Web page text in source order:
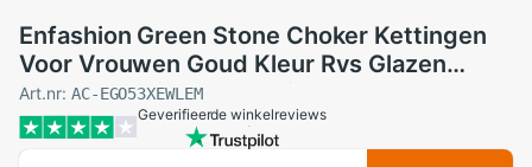
Enfashion Green Stone Choker Kettingen
Voor Vrouwen Goud Kleur Rvs Glazen
Hanger Ketting Mode-sieraden P3115
Art.nr: AC-EGO53XEWLEM
Geverifieerde winkelreviews